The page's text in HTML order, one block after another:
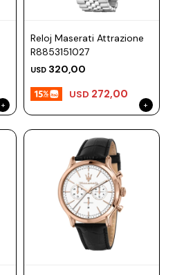
Reloj Maserati Attrazione
R8853151027
USD 320,00
USD 272,00